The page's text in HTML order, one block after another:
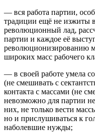
— вся работа партии,
традиции ещё не изжиты
революционный лад,
партии и каждое её
революционизированию
широких масс рабочего
— в своей работе умела
(не смешивать с
контакта с массами (не
невозможно для партии
них, не только вести
но и прислушиваться к
наболевшие нужды;